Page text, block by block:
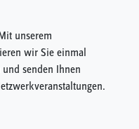
unserem
wir Sie einmal
senden Ihnen